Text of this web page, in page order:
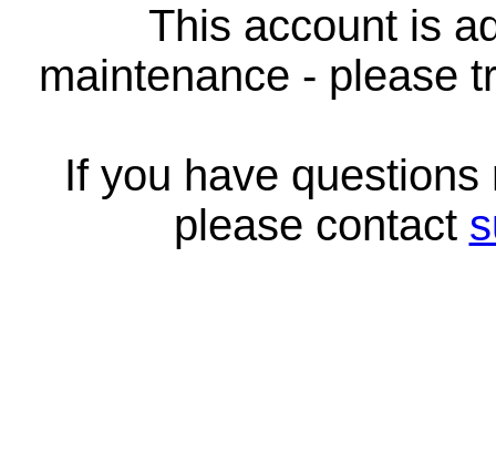
This account is
maintenance - please
If you have
please contact